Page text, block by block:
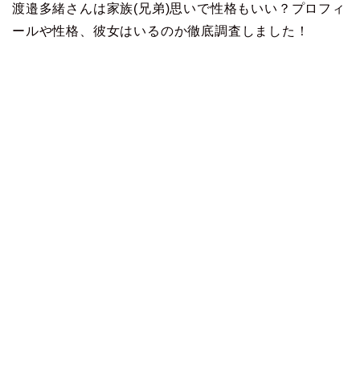
渡邉多緒さんは家族(兄弟)思いで性格もいい？プロフィ
ールや性格、彼女はいるのか徹底調査しました！